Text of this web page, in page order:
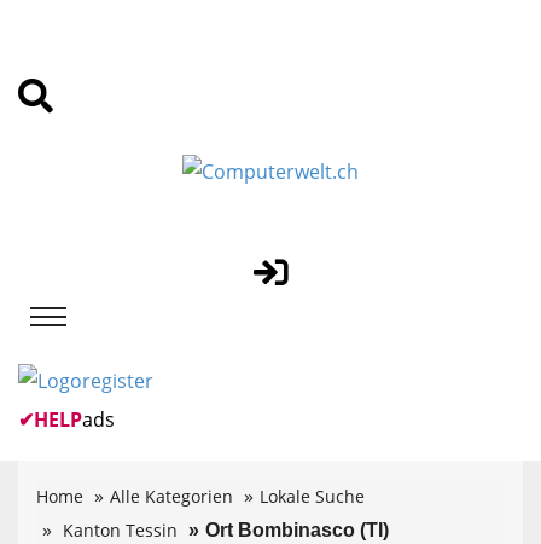
✔HELPads
Home Alle Kategorien
Lokale Suche
Kanton Tessin
Ort Bombinasco (TI)